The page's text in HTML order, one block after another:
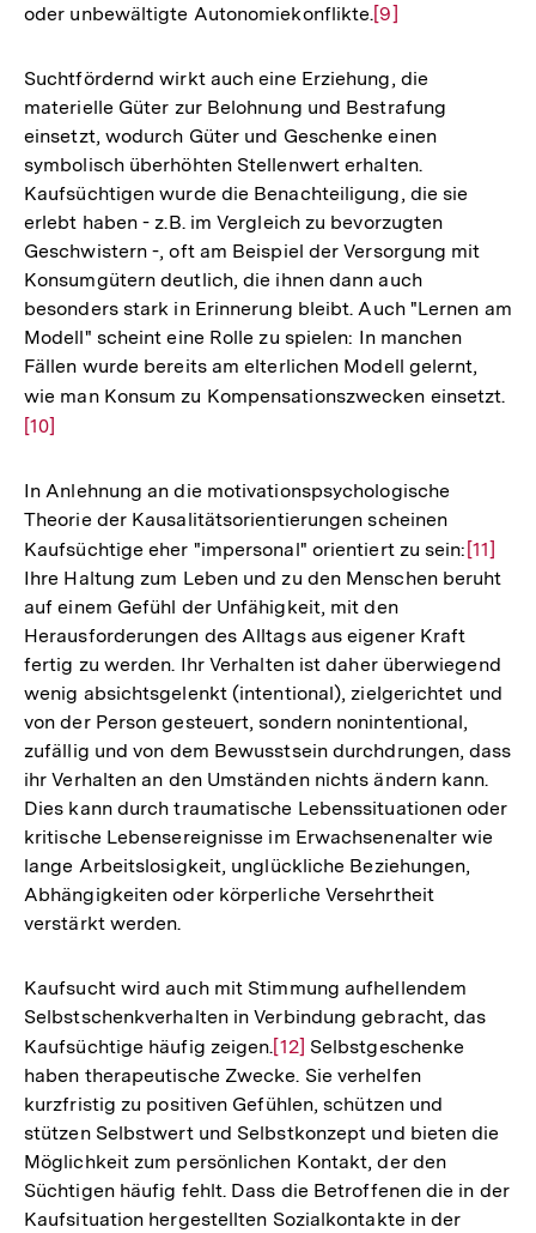
oder unbewältigte Autonomiekonflikte.Zur
der
Fußnote
[9]
Suchtfördernd wirkt auch eine Erziehung, die
materielle Güter zur Belohnung und Bestrafung
einsetzt, wodurch Güter und Geschenke einen
symbolisch überhöhten Stellenwert erhalten.
Kaufsüchtigen wurde die Benachteiligung, die sie
erlebt haben - z.B. im Vergleich zu bevorzugten
Geschwistern -, oft am Beispiel der Versorgung mit
Konsumgütern deutlich, die ihnen dann auch
besonders stark in Erinnerung bleibt. Auch "Lernen am
Modell" scheint eine Rolle zu spielen: In manchen
Fällen wurde bereits am elterlichen Modell gelernt,
wie man Konsum zu Kompensationszwecken einsetzt.
[10]
In Anlehnung an die motivationspsychologische
Theorie der Kausalitätsorientierungen scheinen
Kaufsüchtige eher "impersonal" orientiert zu sein: Zur
[11]
Ihre Haltung zum Leben und zu den Menschen beruht
auf einem Gefühl der Unfähigkeit, mit den
Herausforderungen des Alltags aus eigener Kraft
fertig zu werden. Ihr Verhalten ist daher überwiegend
wenig absichtsgelenkt (intentional), zielgerichtet und
von der Person gesteuert, sondern nonintentional,
zufällig und von dem Bewusstsein durchdrungen, dass
ihr Verhalten an den Umständen nichts ändern kann.
Dies kann durch traumatische Lebenssituationen oder
kritische Lebensereignisse im Erwachsenenalter wie
lange Arbeitslosigkeit, unglückliche Beziehungen,
Abhängigkeiten oder körperliche Versehrtheit
verstärkt werden.
Kaufsucht wird auch mit Stimmung aufhellendem
Selbstschenkverhalten in Verbindung gebracht, das
Kaufsüchtige häufig zeigen.Zur
Auflösung
der
Fußnote
[12] Selbstgeschenke
haben therapeutische Zwecke. Sie verhelfen
kurzfristig zu positiven Gefühlen, schützen und
stützen Selbstwert und Selbstkonzept und bieten die
Möglichkeit zum persönlichen Kontakt, der den
Süchtigen häufig fehlt. Dass die Betroffenen die in der
Kaufsituation hergestellten Sozialkontakte in der